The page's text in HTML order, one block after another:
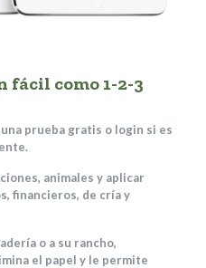
fácil como 1-2-3
una prueba gratis o login si es
animales y aplicar
financieros, de cría y
o a su rancho,
el papel y le permite